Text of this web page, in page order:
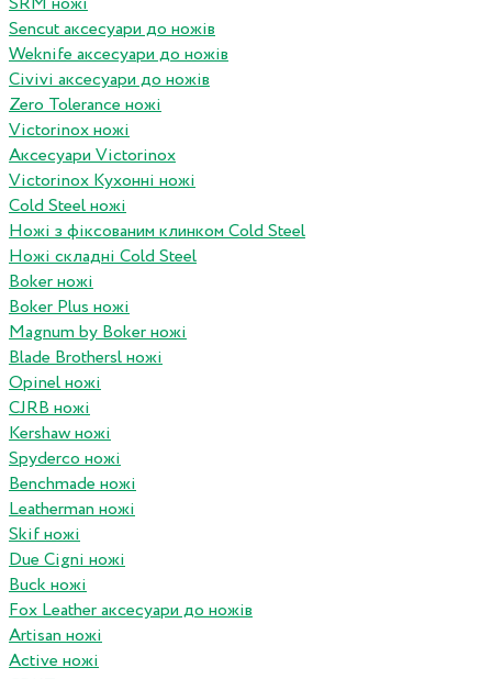
Sencut аксесуари до ножів
Weknife аксесуари до ножів
Civivi аксесуари до ножів
Zero Tolerance ножі
Victorinox ножі
Аксесуари Victorinox
Victorinox Кухонні ножі
Cold Steel ножі
Ножі з фіксованим клинком Cold Steel
Ножі складні Cold Steel
Boker ножі
Boker Plus ножі
Magnum by Boker ножі
Blade Brothersl ножі
Opinel ножі
CJRB ножі
Kershaw ножі
Spyderco ножі
Benchmade ножі
Leatherman ножі
Skif ножі
Due Cigni ножі
Buck ножі
Fox Leather аксесуари до ножів
Artisan ножі
Active ножі